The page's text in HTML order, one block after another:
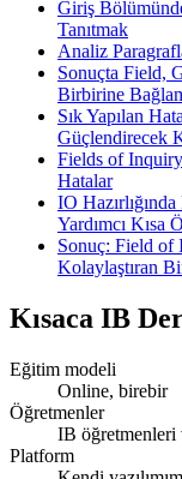
Giriş
Tanıtmak
Analiz
Sonuçta Field,
Birbirine
Sık Yapılan
Güçlendirecek
Fields of Inquiry
Hatalar
IO
Yardımcı Kısa
Sonuç: Field of
Kolaylaştıran
Kısaca IB
Eğitim modeli
Online, birebir
Öğretmenler
IB öğretmenleri
Platform